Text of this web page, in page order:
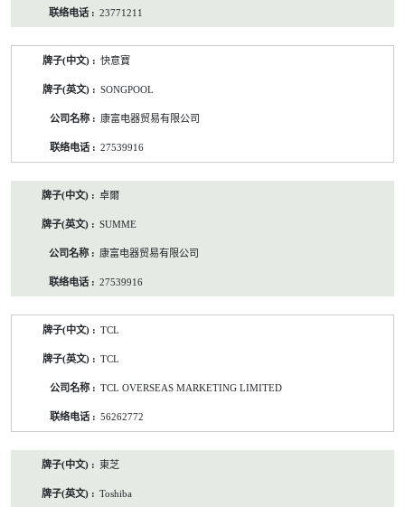
23771211
快意寶
SONGPOOL
康富电器贸易有限公司
27539916
卓爾
SUMME
康富电器贸易有限公司
27539916
TCL
TCL
TCL OVERSEAS MARKETING LIMITED
56262772
東芝
Toshiba